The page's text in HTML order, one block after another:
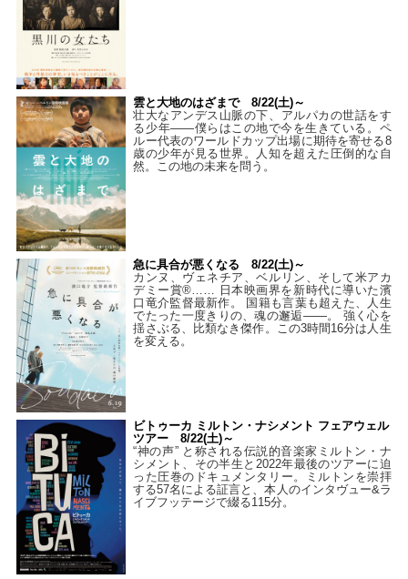
雲と大地のはざまで 8/22(土)～
壮大なアンデス山脈の下、アルパカの世話をす
る少年――僕らはこの地で今を生きている。ペ
ルー代表のワールドカップ出場に期待を寄せる8
歳の少年が見る世界。人知を超えた圧倒的な自
然。この地の未来を問う。
急に具合が悪くなる 8/22(土)～
カンヌ、ヴェネチア、ベルリン、そして米アカ
デミー賞®…… 日本映画界を新時代に導いた濱
口竜介監督最新作。 国籍も言葉も超えた、人生
でたった一度きりの、魂の邂逅――。 強く心を
揺さぶる、比類なき傑作。この3時間16分は人生
を変える。
ビトゥーカ ミルトン・ナシメント フェアウェル
ツアー 8/22(土)～
“神の声” と称される伝説的音楽家ミルトン・ナ
シメント、その半生と2022年最後のツアーに迫
った圧巻のドキュメンタリー。ミルトンを崇拝
する57名による証言と、本人のインタヴュー&ラ
イブフッテージで綴る115分。